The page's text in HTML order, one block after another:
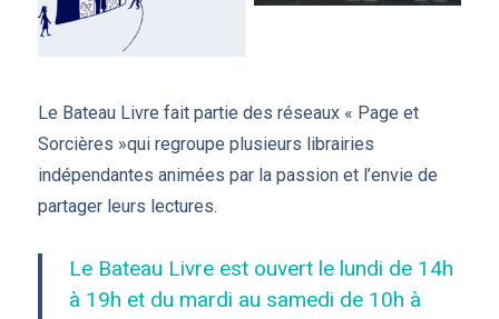
Le Bateau Livre fait partie des réseaux « Page et
Sorcières »qui regroupe plusieurs librairies
indépendantes animées par la passion et l’envie de
partager leurs lectures.
Le Bateau Livre est ouvert le lundi de 14h
à 19h et du mardi au samedi de 10h à